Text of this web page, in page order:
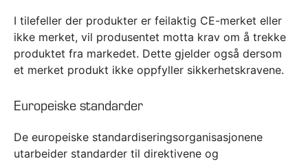
I tilefeller der produkter er feilaktig CE-merket eller
ikke merket, vil produsentet motta krav om å trekke
produktet fra markedet. Dette gjelder også dersom
et merket produkt ikke oppfyller sikkerhetskravene.
Europeiske standarder
De europeiske standardiseringsorganisasjonene
utarbeider standarder til direktivene og